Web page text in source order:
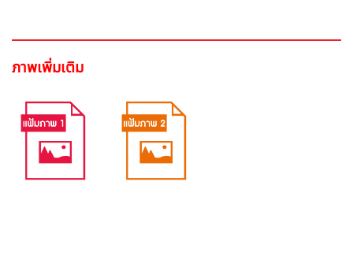
ภาพเพิ่มเติม